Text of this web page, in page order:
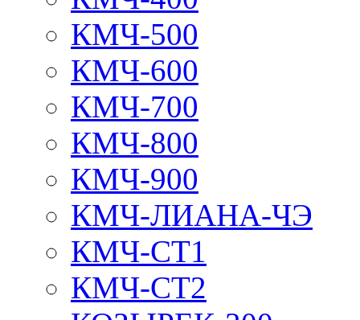
КМЧ-500
КМЧ-600
КМЧ-700
КМЧ-800
КМЧ-900
КМЧ-ЛИАНА-ЧЭ
КМЧ-СТ1
КМЧ-СТ2